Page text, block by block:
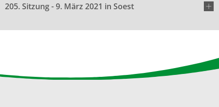
205. Sitzung - 9. März 2021 in Soest